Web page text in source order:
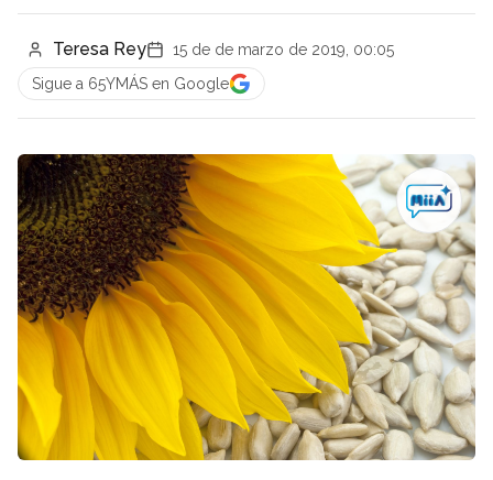
Teresa Rey
15 de de marzo de 2019, 00:05
Sigue a 65YMÁS en Google